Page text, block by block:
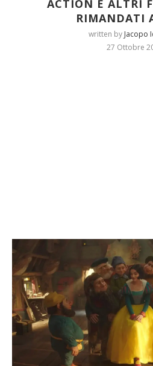
ACTION E ALTRI
RIMANDATI
written by Jacopo
27 Ottobre